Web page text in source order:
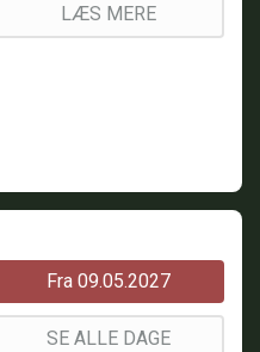
LÆS MERE
Fra 09.05.2027
SE ALLE DAGE